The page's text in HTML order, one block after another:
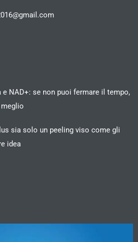
NAD+: se non puoi fermare il tempo,
sia solo un peeling viso come gli
idea